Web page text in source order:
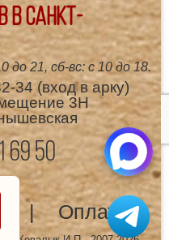
в Санкт-
до 21, сб-вс: с 10 до 18.
34 (вход в арку)
3Н
69 50
Оплата